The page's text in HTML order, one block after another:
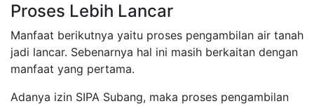
Proses Lebih Lancar
Manfaat berikutnya yaitu proses pengambilan air tanah
jadi lancar. Sebenarnya hal ini masih berkaitan dengan
manfaat yang pertama.
Adanya izin SIPA Subang, maka proses pengambilan